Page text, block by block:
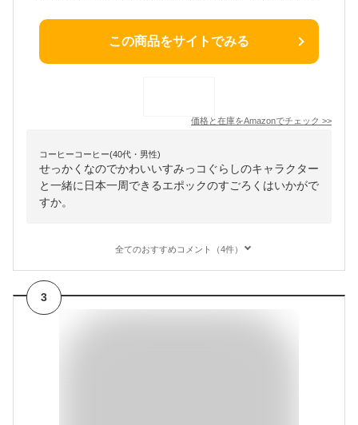
この商品をサイトでみる
価格と在庫をAmazonでチェック >>
コーヒーコーヒー(40代・男性)
せっかくなのでかわいいすみっコぐらしのキャラクター
と一緒に日本一周できるエポックのすごろくはいかがで
すか。
全てのおすすめコメント（4件）
3